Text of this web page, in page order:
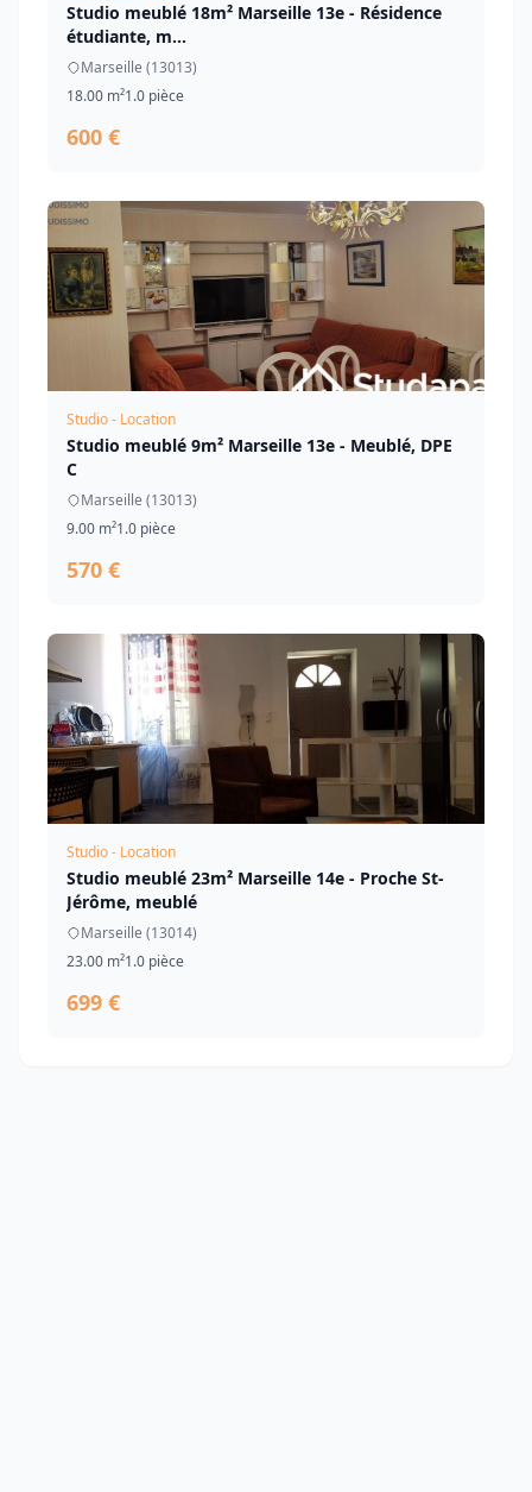
Studio meublé 18m² Marseille 13e - Résidence
étudiante, m...
Marseille (13013)
18.00 m²1.0 pièce
600 €
Studio - Location
Studio meublé 9m² Marseille 13e - Meublé, DPE
C
Marseille (13013)
9.00 m²1.0 pièce
570 €
Studio - Location
Studio meublé 23m² Marseille 14e - Proche St-
Jérôme, meublé
Marseille (13014)
23.00 m²1.0 pièce
699 €